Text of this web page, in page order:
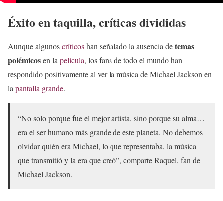
Éxito en taquilla, críticas divididas
Aunque algunoscríticoshan señalado la ausencia detemas
polémicosen la película, los fans de todo el mundo han
respondido positivamente al ver la música de Michael Jackson en
la pantalla grande.
“No solo porque fue el mejor artista, sino porque su alma…
era el ser humano más grande de este planeta. No debemos
olvidar quién era Michael, lo que representaba, la música
que transmitió y la era que creó”, comparte Raquel, fan de
Michael Jackson.